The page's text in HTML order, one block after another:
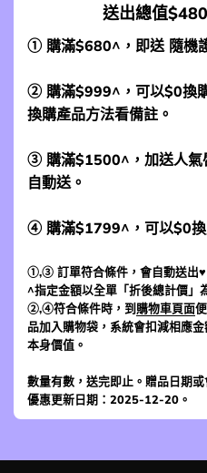
送出總值
① 購滿$680^，即送 隨機
② 購滿$999^，可以$0換
換購產品方法看備註。
③ 購滿$1500^，加送人氣
自動送。
④ 購滿$1799^，可以$0
①,③ 訂單符合條件，會自動送出♥
^指定金額以全單「折後總計價」
②,④符合條件時，到 購物車頁面
品加入購物袋，系統會扣減相應
本身價值。
數量有數，送完即止。贈品日期
優惠更新日期：2025-12-20。